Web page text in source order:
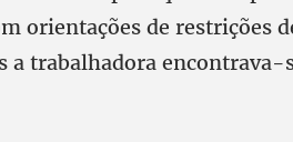
orientações de restrições
a trabalhadora encontrava-